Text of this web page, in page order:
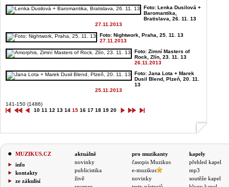
Foto: Lenka Dusilová +
Baromantika,
Bratislava, 26. 11. 13
27.11.2013
Foto: Nightwork, Praha, 25. 11. 13
27.11.2013
Foto: Zimní Masters of
Rock, Zlín, 23. 11. 13
26.11.2013
Foto: Jana Lota + Marek
Dusil Blend, Plzeň, 20. 11.
13
25.11.2013
141-150 (1486)
10 11 12 13 14 15 16 17 18 19 20
MUZIKUS.CZ
info
kontakty
ze zákulisí
aktuálně
novinky
publicistika
živě
pro muzikanty
časopis Muzikus
e-muzikus
novinky
kapely
přehled kapel
mp3
soutěže kapel